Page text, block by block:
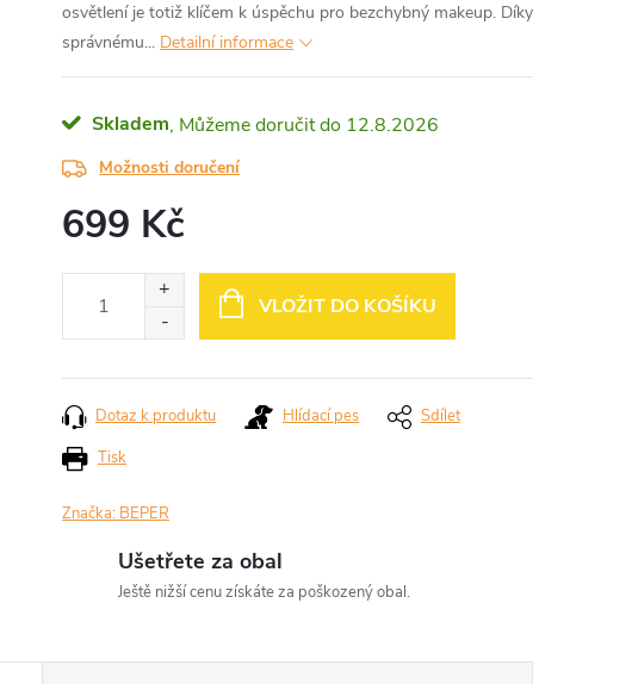
osvětlení je totiž klíčem k úspěchu pro bezchybný makeup. Díky
správnému... Detailní informace
Skladem 12.8.2026
Možnosti doručení
699 Kč
VLOŽIT DO KOŠÍKU
Tisk
Dotaz k produktu Hlídací pes Sdílet
Značka: BEPER
Ušetřete za obal
Ještě nižší cenu získáte za poškozený obal.